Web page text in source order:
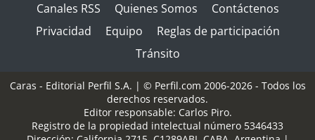
Canales RSS Quienes Somos
Contáctenos
Privacidad
Equipo
Reglas de participación
Tránsito
Caras - Editorial Perfil S.A. | © Perfil.com 2006-2026 - Todos los
derechos reservados.
Editor responsable: Carlos Piro.
Registro de la propiedad intelectual número 5346433